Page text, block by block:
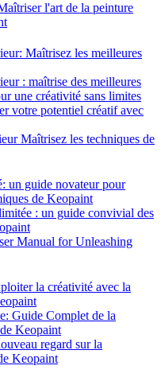
l'art de la peinture
Maîtrisez les meilleures
: maîtrise des meilleures
une créativité sans limites
votre potentiel créatif avec
Maîtrisez les techniques de
un guide novateur pour
de Keopaint
: un guide convivial des
Manual for Unleashing
la créativité avec la
Guide Complet de la
Keopaint
regard sur la
Keopaint